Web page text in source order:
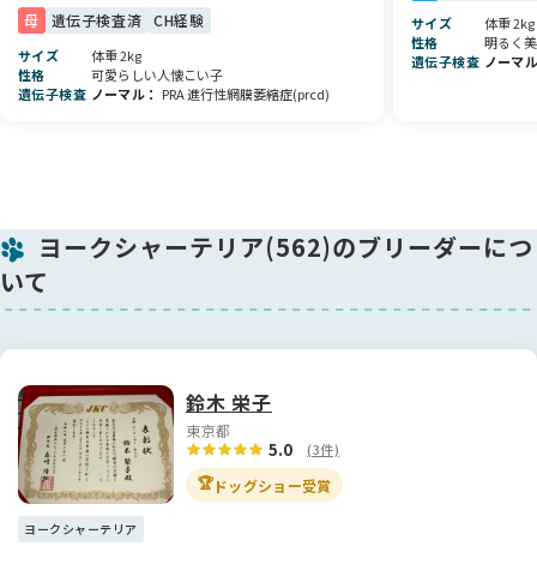
母
遺伝子検査済 CH経験
サイズ
体重 2kg
性格
可愛らしい人懐こい子
遺伝子検査 ノーマル PRA 進行性網膜萎縮症(prcd)
サイズ
体重 2kg
性格
明るく
遺伝子検査 ノーマ
ヨークシャーテリア(562)のブリーダーにつ
いて
鈴木 栄子
東京都
5.0 (3件)
🏆ドッグショー受賞
ヨークシャーテリア